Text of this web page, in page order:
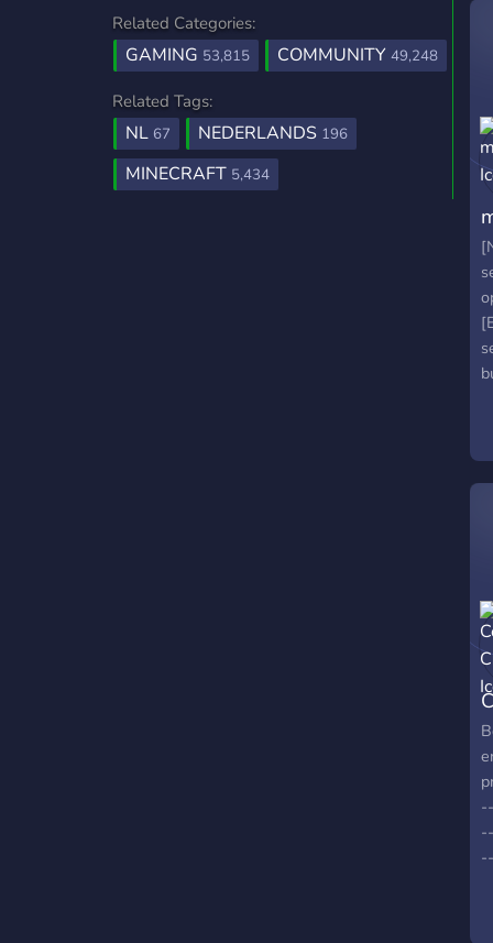
Related Categories:
GAMING 53,815 COMMUNITY 49,248
Related Tags:
NL 67 NEDERLANDS 196
MINECRAFT 5,434